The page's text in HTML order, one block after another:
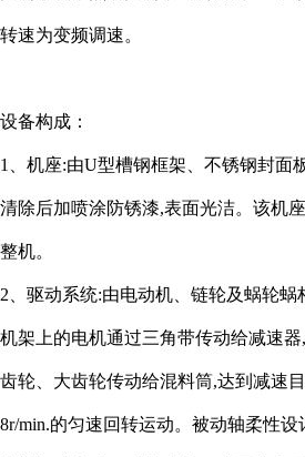
转速为变频调速。
设备构成：
1、机座:由U型槽钢框架、不锈钢封面
清除后加喷涂防锈漆,表面光洁。该机
整机。
2、驱动系统:由电动机、链轮及蜗轮
机架上的电机通过三角带传动给减速
齿轮、大齿轮传动给混料筒,达到减速
8r/min.的匀速回转运动。被动轴柔性